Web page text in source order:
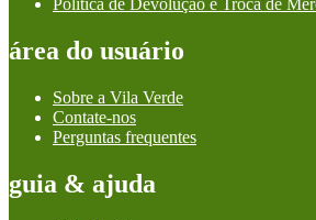
Política de Devolução e Troca de
área do usuário
Sobre a Vila Verde
Contate-nos
Perguntas frequentes
guia & ajuda